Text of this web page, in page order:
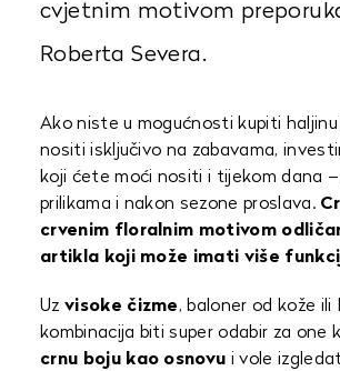
cvjetnim motivom
Roberta Severa.
Ako niste u mogućnosti kupiti
nositi isključivo na zabavama,
koji ćete moći nositi i tijekom dana –
prilikama i nakon sezone proslava.
crvenim floralnim motivom
artikla koji može imati više
Uz visoke čizme, baloner od kože ili
kombinacija biti super odabir za one
crnu boju kao osnovu i vole